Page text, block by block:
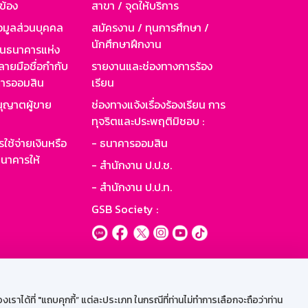
ได้ที่ "แถบคุกกี้” แต่ละประเภท ในกรณีที่ท่านไม่ทำการเลือกจะถือว่าท่าน
อง
มูลส่วนบุคคล
นาคารแห่ง
ายมือชื่อกำกับ
รออมสิน
ญาตผู้ขาย
ช้จ่ายเงินหรือ
คารให้
สาขา / จุดให้บริการ
สมัครงาน / ทุนการศึกษา /
นักศึกษาฝึกงาน
รายงานและช่องทางการร้อง
เรียน
ช่องทางแจ้งเรื่องร้องเรียน การ
ทุจริตและประพฤติมิชอบ :
- ธนาคารออมสิน
- สำนักงาน ป.ป.ช.
- สำนักงาน ป.ป.ท.
GSB Society :